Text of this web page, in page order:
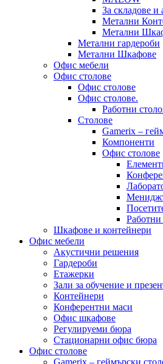
За складове и
Метални
Метални
Метални гардероби
Метални Шкафове
Офис мебели
Офис столове
Офис столове
Офис столове.
Работни
Столове
Gamerix –
Компоненти
Офис столове
Работни
Шкафове и контейнери
Офис мебели
Акустични решения
Гардероби
Етажерки
Зали за обучение и
Контейнери
Конферентни маси
Офис шкафове
Регулируеми бюра
Стационарни офис бюра
Офис столове
Gamerix – геймърски